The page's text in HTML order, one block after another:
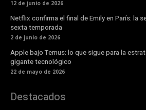
12 de junio de 2026
Netflix confirma el final de Emily en París: la
sexta temporada
2 de junio de 2026
Apple bajo Ternus: lo que sigue para la
gigante tecnológico
22 de mayo de 2026
Destacados